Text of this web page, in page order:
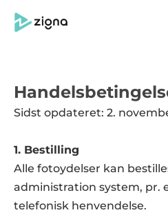
Om Zigna
Design
Publish
Sidst opdateret: 2.
1. Bestilling
Alle fotoydelser kan
administration system, pr.
telefonisk henvendelse.